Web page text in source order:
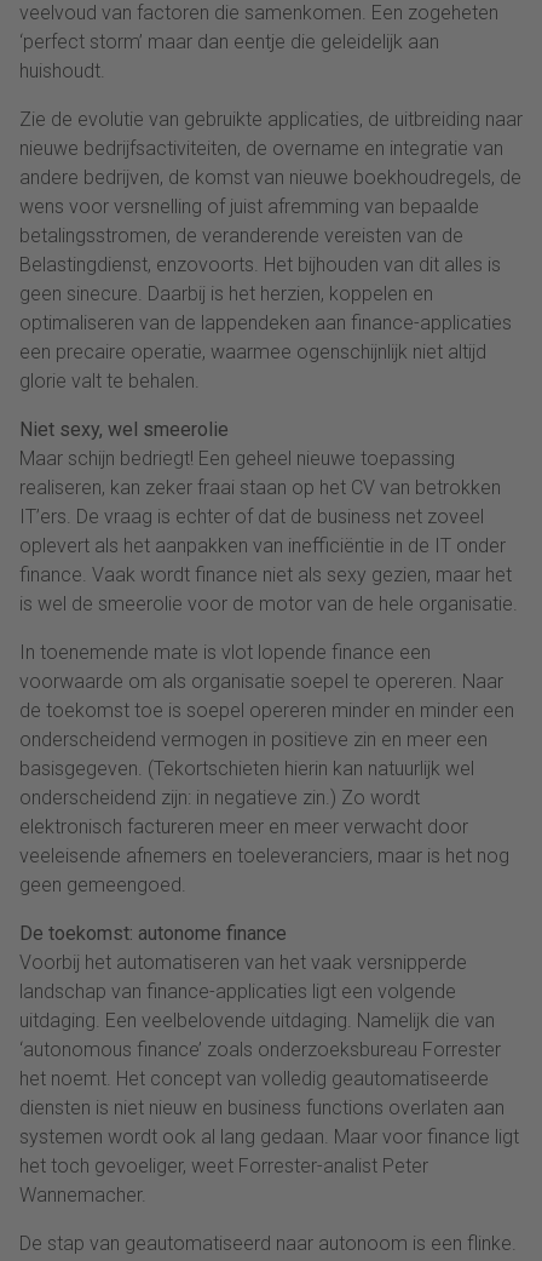
veelvoud van factoren die samenkomen. Een zogeheten
‘perfect storm’ maar dan eentje die geleidelijk aan
huishoudt.
Zie de evolutie van gebruikte applicaties, de uitbreiding naar
nieuwe bedrijfsactiviteiten, de overname en integratie van
andere bedrijven, de komst van nieuwe boekhoudregels, de
wens voor versnelling of juist afremming van bepaalde
betalingsstromen, de veranderende vereisten van de
Belastingdienst, enzovoorts. Het bijhouden van dit alles is
geen sinecure. Daarbij is het herzien, koppelen en
optimaliseren van de lappendeken aan finance-applicaties
een precaire operatie, waarmee ogenschijnlijk niet altijd
glorie valt te behalen.
Niet sexy, wel smeerolie
Maar schijn bedriegt! Een geheel nieuwe toepassing
realiseren, kan zeker fraai staan op het CV van betrokken
IT’ers. De vraag is echter of dat de business net zoveel
oplevert als het aanpakken van inefficiëntie in de IT onder
finance. Vaak wordt finance niet als sexy gezien, maar het
is wel de smeerolie voor de motor van de hele organisatie.
In toenemende mate is vlot lopende finance een
voorwaarde om als organisatie soepel te opereren. Naar
de toekomst toe is soepel opereren minder en minder een
onderscheidend vermogen in positieve zin en meer een
basisgegeven. (Tekortschieten hierin kan natuurlijk wel
onderscheidend zijn: in negatieve zin.) Zo wordt
elektronisch factureren meer en meer verwacht door
veeleisende afnemers en toeleveranciers, maar is het nog
geen gemeengoed.
De toekomst: autonome finance
Voorbij het automatiseren van het vaak versnipperde
landschap van finance-applicaties ligt een volgende
uitdaging. Een veelbelovende uitdaging. Namelijk die van
‘autonomous finance’ zoals onderzoeksbureau Forrester
het noemt. Het concept van volledig geautomatiseerde
diensten is niet nieuw en business functions overlaten aan
systemen wordt ook al lang gedaan. Maar voor finance ligt
het toch gevoeliger, weet Forrester-analist Peter
Wannemacher.
De stap van geautomatiseerd naar autonoom is een flinke.